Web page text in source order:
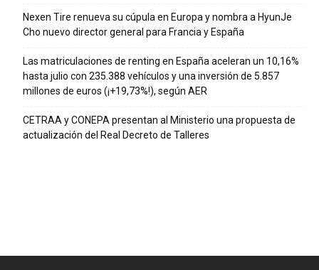
Nexen Tire renueva su cúpula en Europa y nombra a HyunJe
Cho nuevo director general para Francia y España
Las matriculaciones de renting en España aceleran un 10,16%
hasta julio con 235.388 vehículos y una inversión de 5.857
millones de euros (¡+19,73%!), según AER
CETRAA y CONEPA presentan al Ministerio una propuesta de
actualización del Real Decreto de Talleres